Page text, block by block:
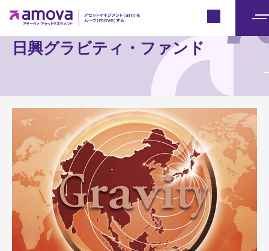
ニ
日興グラビティ・ファンド